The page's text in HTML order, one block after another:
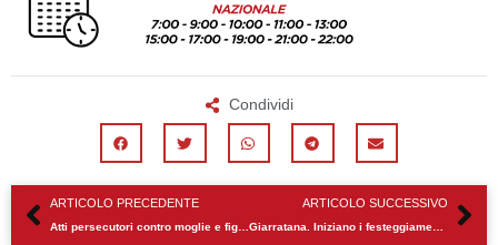
Condividi
Precedente
ARTICOLO PRECEDENTE
Atti persecutori contro moglie e figli. Divieti per un ragusano
ARTICOLO SUCCESSIVO
Giarratana. Iniziano i festeggiamenti in onore del patrono